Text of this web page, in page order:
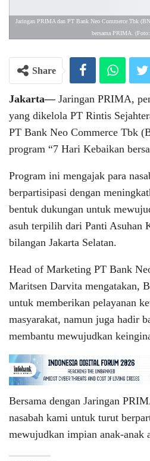
Jaringan PRIMA dan PT Bank Neo Commerce Tbk
bersama PRIMA.
Share
Jakarta—Jaringan PRIMA,
yang dikelola PT Rintis
PT Bank Neo Commerce Tbk
program “7 Hari Kebaikan
Program ini mengajak para
berpartisipasi dengan
bentuk dukungan untuk
asuh terpilih dari Panti Asuhan
bilangan Jakarta Selatan.
Head of Marketing PT Bank
Maritsen Darvita mengatakan,
untuk memberikan pelayanan
masyarakat, namun juga hadir
membantu mewujudkan
Bersama dengan Jaringan
nasabah kami untuk turut
mewujudkan impian anak-anak